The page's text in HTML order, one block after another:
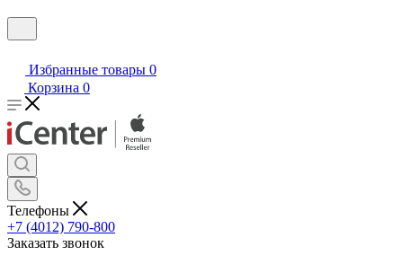
Избранные товары 0
Корзина 0
Телефоны
+7 (4012) 790-800
Заказать звонок